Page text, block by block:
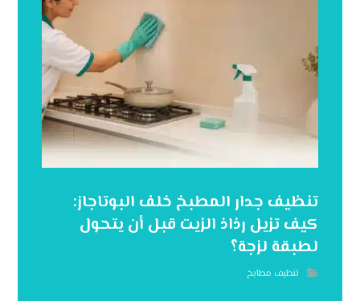
تنظيف جدار المطبخ خلف البوتاجاز:
كيف تزيل رذاذ الزيت قبل أن يتحول
لطبقة لزجة؟
تنظيف مطابخ